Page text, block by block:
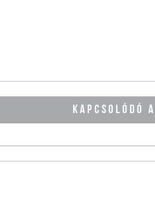
KAPCSOLÓDÓ